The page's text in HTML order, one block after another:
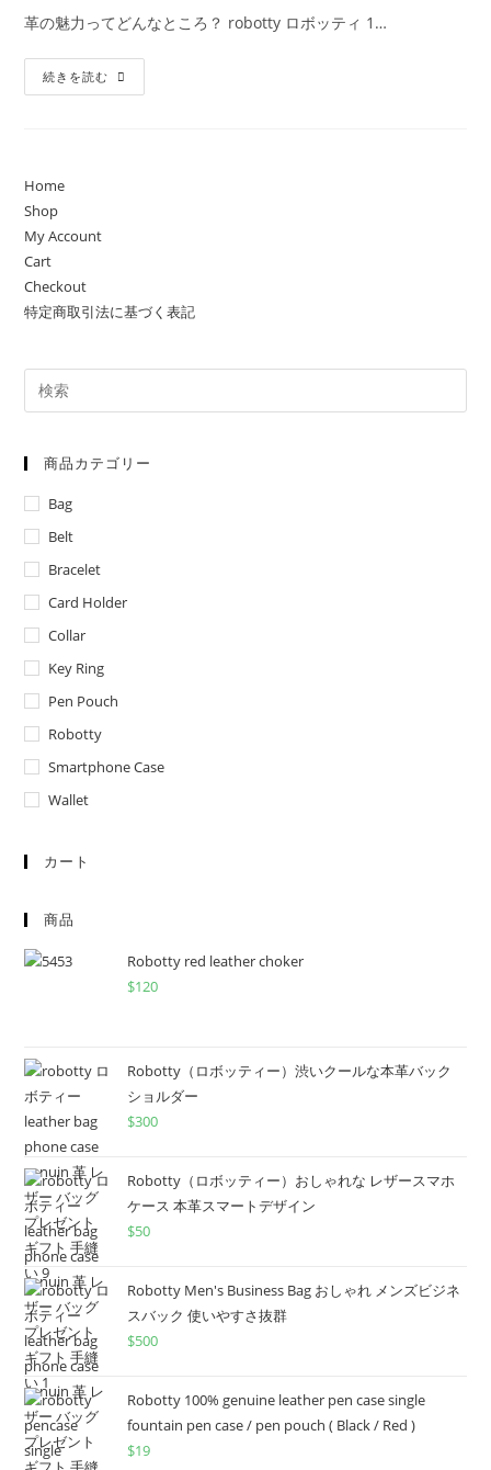
日:
ゴ
コ
メ
ン
ト:
革の魅力ってどんなところ？ robotty ロボッティ 1…
続きを読む 革
の
た
ち
Home
Shop
My Account
Cart
Checkout
特定商取引法に基づく表記
商品カテゴリー
Bag
Belt
Bracelet
Card Holder
Collar
Key Ring
Pen Pouch
Robotty
Smartphone Case
Wallet
カート
商品
Robotty red leather choker
$120
Robotty（ロボッティー）渋いクールな本革バック
ショルダー
$300
Robotty（ロボッティー）おしゃれな レザースマホ
ケース 本革スマートデザイン
$50
Robotty Men's Business Bag おしゃれ メンズビジネ
スバック 使いやすさ抜群
$500
Robotty 100% genuine leather pen case single
fountain pen case / pen pouch ( Black / Red )
$19